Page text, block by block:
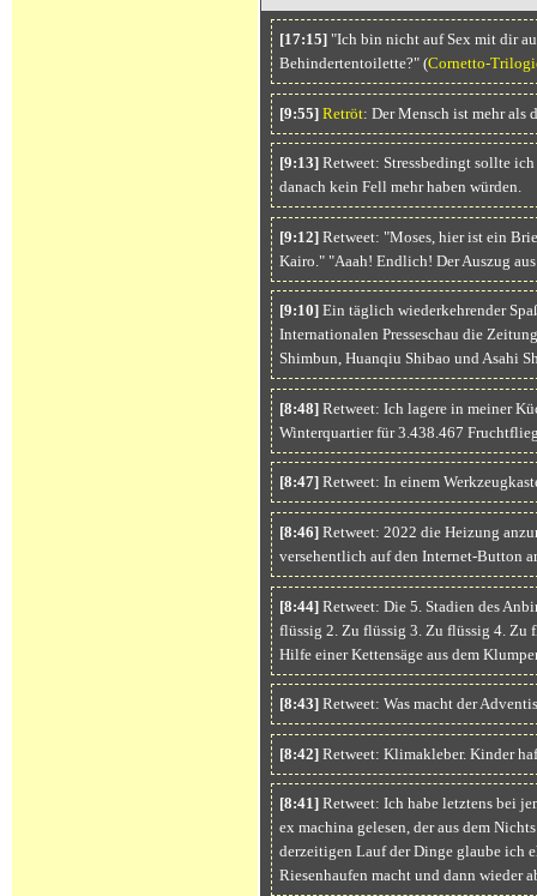
[17:15]"Ich bin nicht auf Sex mit dir
Behindertentoilette?" (Cornetto-
[9:55] Retröt: Der Mensch ist mehr als
[9:13]Retweet: Stressbedingt sollte
danach kein Fell mehr haben würden.
[9:12]Retweet: "Moses, hier ist ein
Kairo." "Aaah! Endlich! Der Auszug
[9:10]Ein täglich wiederkehrender
Internationalen Presseschau die
Shimbun, Huanqiu Shibao und Asahi
[8:48]Retweet: Ich lagere in meiner
Winterquartier für 3.438.467
[8:47]Retweet: In einem
[8:46]Retweet: 2022 die Heizung
versehentlich auf den Internet-Button
[8:44]Retweet: Die 5. Stadien des
flüssig 2. Zu flüssig 3. Zu flüssig 4. Zu
Hilfe einer Kettensäge aus dem
[8:43]Retweet: Was macht der
[8:42]Retweet: Klimakleber. Kinder
[8:41]Retweet: Ich habe letztens bei
ex machina gelesen, der aus dem
derzeitigen Lauf der Dinge glaube ich
Riesenhaufen macht und dann wieder